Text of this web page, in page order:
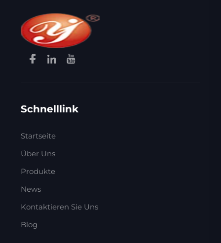
Schnelllink
Startseite
Über Uns
Produkte
News
Kontaktieren Sie Uns
Blog